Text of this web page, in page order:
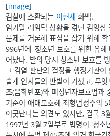
[image]
검찰에 소환되는 이현세 화백.
임기말 레임덕 상황을 겪던 김영
문제를 거론해 표심을 잡기 위해
996년에 '청소년 보호를 위한 유해
어났다. 발의 당시 청소년 보호를
그 검열 판단의 결정을 행정기관
술계 인사들의 반발이 거셌고, 무
조(음화반포)와 미성년자보호법과
기준이 애매모호해 죄형법정주의
어긋난다는 의견도 있지만, 결국 3
1997년 3월 7일부로 법명이 '청소